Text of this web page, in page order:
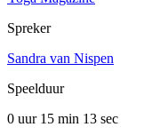
Spreker
Sandra van Nispen
Speelduur
0 uur 15 min 13 sec